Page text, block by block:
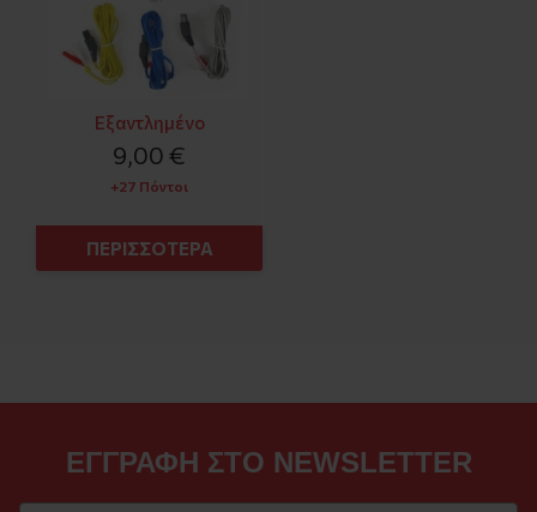
Εξαντλημένο
9,00 €
+27 Πόντοι
ΠΕΡΙΣΣΟΤΕΡΑ
ΕΓΓΡΑΦΗ ΣΤΟ NEWSLETTER